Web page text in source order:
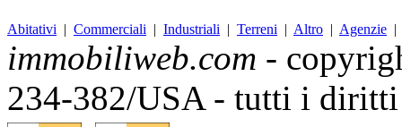
Abitativi | Commerciali | Industriali | Terreni | Altro | Agenzie
immobiliweb.com -
234-382/USA - tutti i